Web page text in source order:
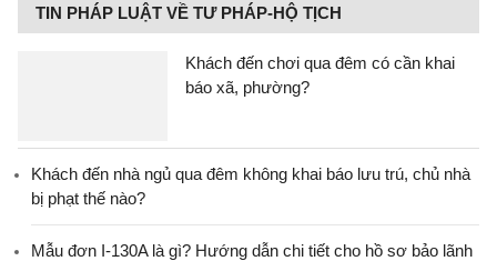
TIN PHÁP LUẬT VỀ TƯ PHÁP-HỘ TỊCH
Khách đến chơi qua đêm có cần khai
báo xã, phường?
Khách đến nhà ngủ qua đêm không khai báo lưu trú, chủ nhà
bị phạt thế nào?
Mẫu đơn I-130A là gì? Hướng dẫn chi tiết cho hồ sơ bảo lãnh